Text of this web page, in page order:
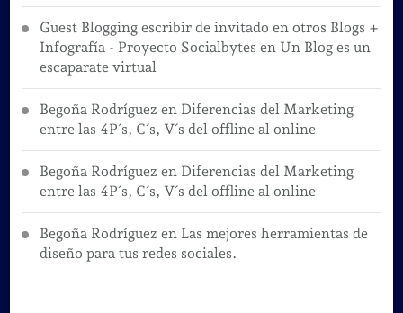
Guest Blogging escribir de invitado en otros Blogs +
Infografía - Proyecto Socialbytes en Un Blog es un
escaparate virtual
Begoña Rodríguez en Diferencias del Marketing
entre las 4P´s, C´s, V´s del offline al online
Begoña Rodríguez en Diferencias del Marketing
entre las 4P´s, C´s, V´s del offline al online
Begoña Rodríguez en Las mejores herramientas de
diseño para tus redes sociales.